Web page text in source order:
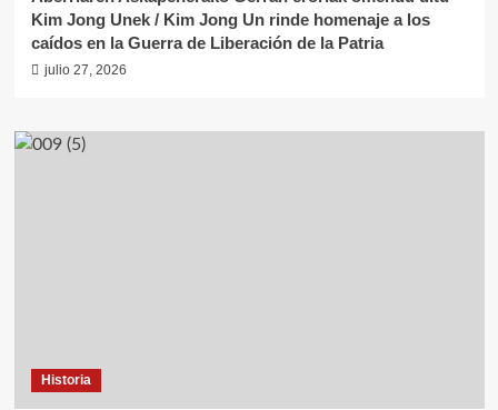
Kim Jong Unek / Kim Jong Un rinde homenaje a los
caídos en la Guerra de Liberación de la Patria
julio 27, 2026
Historia